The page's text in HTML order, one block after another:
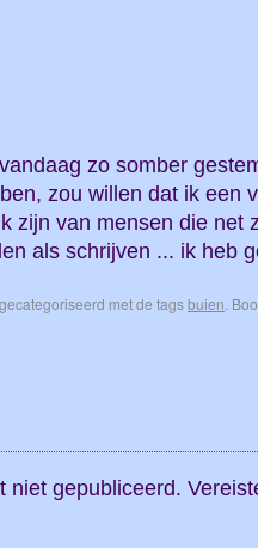
zo somber
zou willen dat ik een
zijn van mensen die net
als schrijven ... ik heb
met de tagsbuien.
niet gepubliceerd.